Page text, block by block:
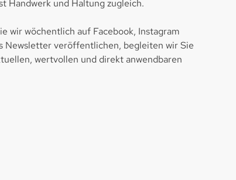
Handwerk und Haltung zugleich.
wir wöchentlich auf Facebook, Instagram
Newsletter veröffentlichen, begleiten wir Sie
wertvollen und direkt anwendbaren